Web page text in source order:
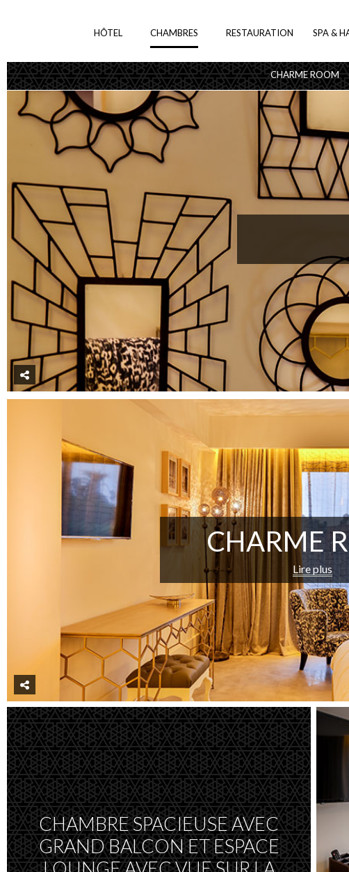
HÔTEL
CHAMBRES RESTAURATION SPA &
CHARME ROOM
CHARME
Lire plus
CHAMBRE SPACIEUSE AVEC
GRAND BALCON ET ESPACE